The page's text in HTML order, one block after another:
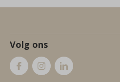
Volg ons